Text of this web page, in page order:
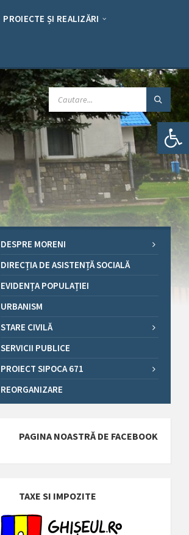
Deschide bara de unelte
PROIECTE ȘI REALIZĂRI
CAUTARE:
DESPRE MORENI
DIRECȚIA DE ASISTENȚĂ SOCIALĂ
EVIDENȚA POPULAȚIEI
URBANISM
STARE CIVILĂ
SERVICII PUBLICE
PROIECT SIPOCA 671
REORGANIZARE
PAGINA NOASTRĂ DE FACEBOOK
TAXE SI IMPOZITE